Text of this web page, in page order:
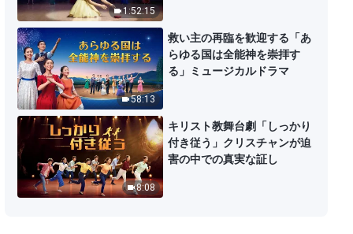
1:23:26
7:00
Japanese christian song「完全
にされるために満たすべき条件」
Lyrics
4:27
キリスト教の歌「苦難と試練を通
してのみ真に神を愛することがで
きる」Lyrics
1:52:15
58:13
救い主の再臨を歓迎する「あ
らゆる国は全能神を崇拝す
る」ミュージカルドラマ
8:08
キリスト教舞台劇「しっかり
付き従う」クリスチャンが迫
害の中での真実な証し